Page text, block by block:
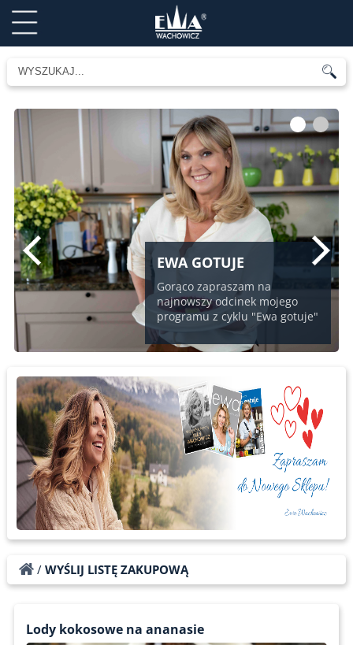
EWA GOTUJE
Gorąco zapraszam na
najnowszy odcinek mojego
programu z cyklu "Ewa gotuje"
1 2
/ WYŚLIJ LISTĘ ZAKUPOWĄ
Lody kokosowe na ananasie